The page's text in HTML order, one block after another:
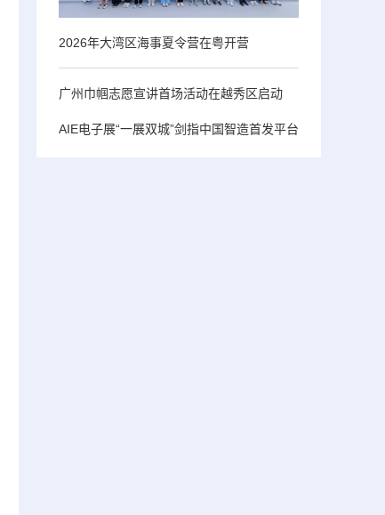
2026年大湾区海事夏令营在粤开营
广州巾帼志愿宣讲首场活动在越秀区启动
AIE电子展“一展双城”剑指中国智造首发平台